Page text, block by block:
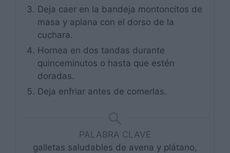
Deja caer en la bandeja montoncitos de
masa y aplana con el dorso de la
cuchara.
Hornea en dos tandas durante
quinceminutos o hasta que estén
doradas.
Deja enfriar antes de comerlas.
PALABRA CLAVE
galletas saludables de avena y plátano,